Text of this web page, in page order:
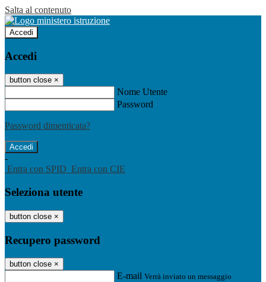
Salta al contenuto
Accedi
Accedi
button close ×
Nome Utente
Password
Password dimenticata?
-
Entra con SPID Entra con CIE
Seleziona utente
button close ×
Recupero password
button close ×
E-mail Verrà inviato un messaggio